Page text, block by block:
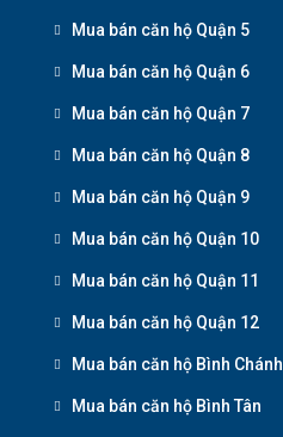
Mua bán căn hộ Quận 5
Mua bán căn hộ Quận 6
Mua bán căn hộ Quận 7
Mua bán căn hộ Quận 8
Mua bán căn hộ Quận 9
Mua bán căn hộ Quận 10
Mua bán căn hộ Quận 11
Mua bán căn hộ Quận 12
Mua bán căn hộ Bình Chánh
Mua bán căn hộ Bình Tân